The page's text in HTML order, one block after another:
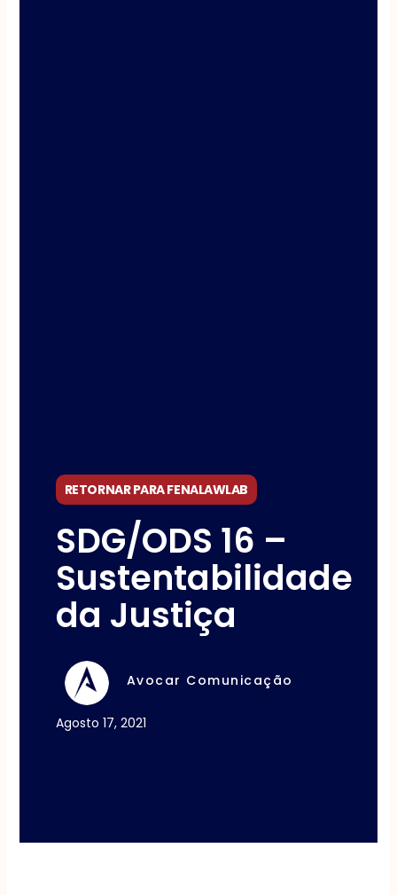
RETORNAR PARA FENALAWLAB
SDG/ODS 16 –
Sustentabilidade
da Justiça
Avocar Comunicação
Agosto 17, 2021